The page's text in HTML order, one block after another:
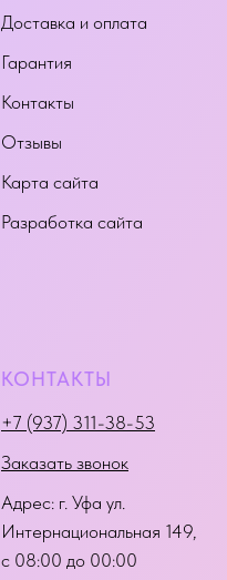
Доставка и оплата
Гарантия
Контакты
Отзывы
Карта сайта
Разработка сайта
КОНТАКТЫ
+7 (937) 311-38-53
Заказать звонок
Адрес: г. Уфа ул.
Интернациональная 149,
с 08:00 до 00:00